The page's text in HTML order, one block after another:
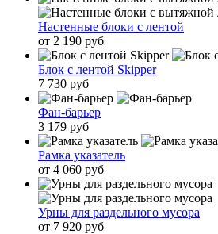
Настенные блоки с лентой
от 2 190 руб
Блок с лентой Skipper
7 730 руб
Фан-барьер
3 179 руб
Рамка указатель
от 4 060 руб
Урны для раздельного мусора
от 7 920 руб